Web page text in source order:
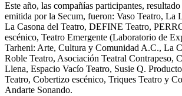
Este año, las compañías participantes,
emitida por la Secum, fueron: Vaso Teatro, La
La Casona del Teatro, DEFINE Teatro,
escénico, Teatro Emergente (Laboratorio de
Tarheni: Arte, Cultura y Comunidad A.C., La
Roble Teatro, Asociación Teatral Contrapeso,
Llena, Espacio Vacío Teatro, Susie Q.
Teatro, Cobertizo escénico, Triques Teatro y
Andarte Sonando.